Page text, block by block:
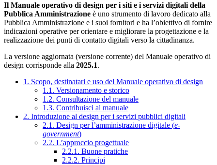
Il Manuale operativo di design per i siti e i servizi digitali della
Pubblica Amministrazione è uno strumento di lavoro dedicato alla
Pubblica Amministrazione e i suoi fornitori e ha l’obiettivo di fornire
indicazioni operative per orientare e migliorare la progettazione e la
realizzazione dei punti di contatto digitali verso la cittadinanza.
La versione aggiornata (versione corrente) del Manuale operativo di
design corrisponde alla 2025.1.
1. Scopo, destinatari e uso del Manuale operativo di design
1.1. Versionamento e storico
1.2. Consultazione del manuale
1.3. Contribuisci al manuale
2. Introduzione al design per i servizi pubblici digitali
2.1. Design per l’amministrazione digitale (e-
government)
2.2. L’approccio progettuale
2.2.1. Buone pratiche
2.2.2. Principi